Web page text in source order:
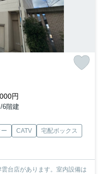
円
6階建
CATV
宅配ボックス
台店があります。室内設備は